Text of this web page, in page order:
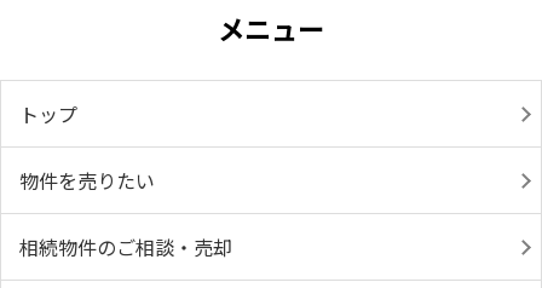
メニュー
トップ
物件を売りたい
相続物件のご相談・売却